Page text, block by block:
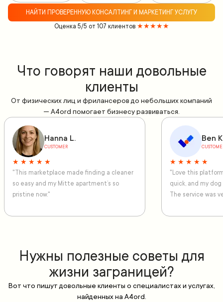
НАЙТИ ПРОВЕРЕННУЮ КОНСАЛТИНГ И МАРКЕТИНГ УСЛУГУ
Оценка 5/5 от 107 клиентов ★★★★★
Что говорят наши довольные
клиенты
От физических лиц и фрилансеров до небольших компаний
— A4ord помогает бизнесу развиваться.
Hanna L.
CUSTOMER
★ ★ ★ ★ ★
"This marketplace made finding a cleaner
so easy and my Mitte apartment’s so
pristine now."
Ben
★ ★ ★ ★ ★
"Love this
quick, and my
The service was
Нужны полезные советы для
жизни заграницей?
Вот что пишут довольные клиенты о специалистах и услугах,
найденных на A4ord.